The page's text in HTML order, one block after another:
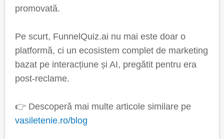
promovată.
Pe scurt, FunnelQuiz.ai nu mai este doar o
platformă, ci un ecosistem complet de marketing
bazat pe interacțiune și AI, pregătit pentru era
post-reclame.
👉 Descoperă mai multe articole similare pe
vasiletenie.ro/blog